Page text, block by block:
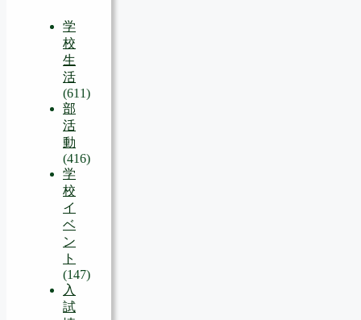
学
校
生
活
(611)
部
活
動
(416)
学
校
イ
ベ
ン
ト
(147)
入
試